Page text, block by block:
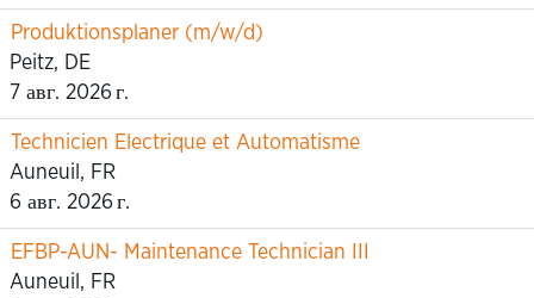
Produktionsplaner (m/w/d)
Peitz, DE
7 авг. 2026 г.
Technicien Electrique et Automatisme
Auneuil, FR
6 авг. 2026 г.
EFBP-AUN- Maintenance Technician III
Auneuil, FR